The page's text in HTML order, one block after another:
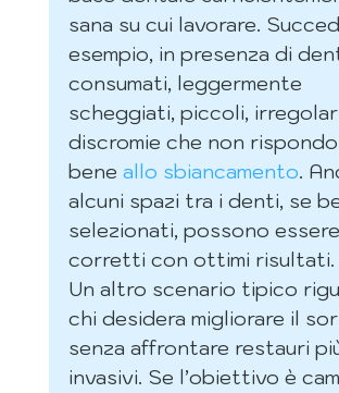
sana su cui lavorare.
esempio, in presenza di
consumati, leggermente
scheggiati, piccoli,
discromie che non
bene allo sbiancamento.
alcuni spazi tra i denti, se
selezionati, possono essere
corretti con ottimi risultati.
Un altro scenario tipico
chi desidera migliorare il
senza affrontare restauri
invasivi. Se l’obiettivo è